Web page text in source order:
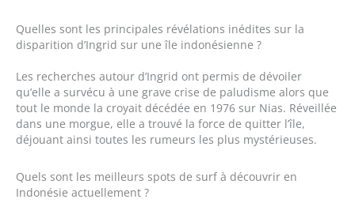
Quelles sont les principales révélations inédites sur la
disparition d’Ingrid sur une île indonésienne ?
Les recherches autour d’Ingrid ont permis de dévoiler
qu’elle a survécu à une grave crise de paludisme alors que
tout le monde la croyait décédée en 1976 sur Nias. Réveillée
dans une morgue, elle a trouvé la force de quitter l’île,
déjouant ainsi toutes les rumeurs les plus mystérieuses.
Quels sont les meilleurs spots de surf à découvrir en
Indonésie actuellement ?